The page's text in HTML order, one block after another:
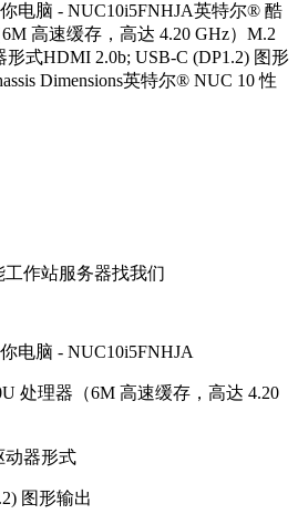
电脑 - NUC10i5FNHJA英特尔® 酷
高速缓存，高达 4.20 GHz）M.2
形式HDMI 2.0b; USB-C (DP1.2) 图形
Dimensions英特尔® NUC 10 性
电脑 - NUC10i5FNHJA
处理器（6M 高速缓存，高达 4.20
动器形式
图形输出